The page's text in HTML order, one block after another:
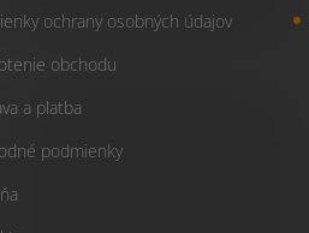
ochrany osobných údajov
obchodu
a platba
podmienky